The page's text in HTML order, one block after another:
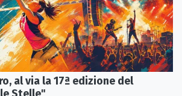
al via la 17ª edizione del
Stelle"